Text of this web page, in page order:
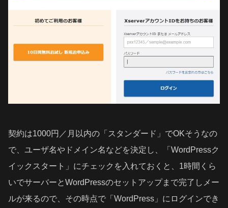
契約は1000円／月以内の「スタンダード」でOKそうなの
で、ユーザ名やドメイン名などを決定し、「WordPressク
イックスタート」にチェックを入れておくと、1時間くら
いでサーバーとWordPressのセットアップまで完了しメー
ルが来るので、その時点で「WordPress」にログインでき